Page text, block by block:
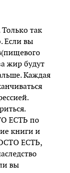
так
Если вы
жир будут
Каждая
ЕСТЬ по
книги и
ЕСТЬ,
вы